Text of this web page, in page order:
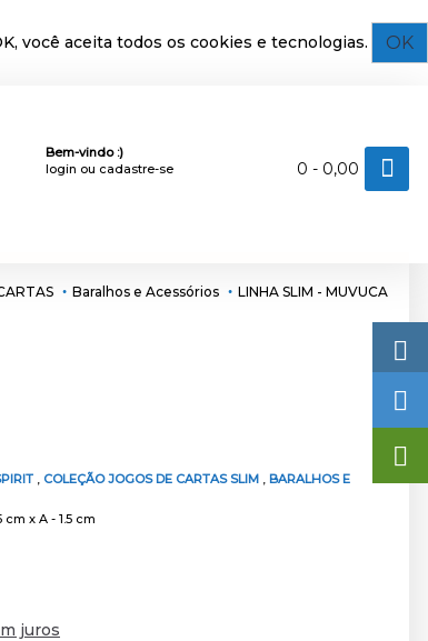
você aceita todos os cookies e tecnologias. OK
Bem-vindo :)
login ou cadastre-se 0 - 0,00
Baralhos e Acessórios LINHA SLIM - MUVUCA
, COLEÇÃO JOGOS DE CARTAS SLIM , BARALHOS E
cm x A - 1.5 cm
juros